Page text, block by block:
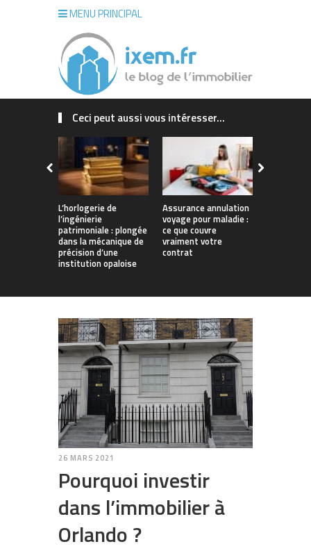
MENU PRINCIPAL
Ceci peut aussi vous intéresser...
L’horlogerie de
l’ingénierie
patrimoniale : plongée
dans la mécanique de
précision d’une
institution opaloise
Assurance annulation
voyage pour maladie :
ce que couvre
vraiment votre
contrat
26 MARS 2021
Pourquoi investir
dans l’immobilier à
Orlando ?